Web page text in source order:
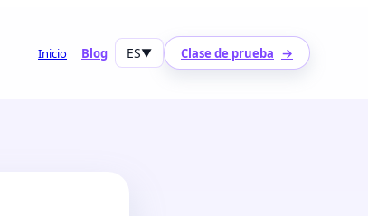
Inicio Blog ES▼ Clase de prueba →